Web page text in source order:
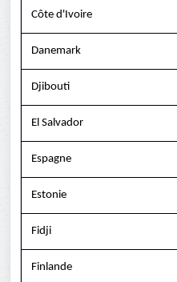
Côte d'Ivoire
Danemark
Djibouti
El Salvador
Espagne
Estonie
Fidji
Finlande